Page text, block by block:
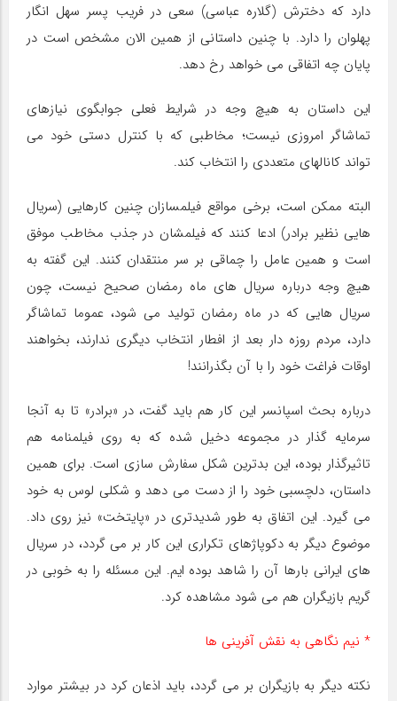
دارد که دخترش (گلاره عباسی) سعی در فریب پسر سهل انگار
پهلوان را دارد. با چنین داستانی از همین الان مشخص است در
پایان چه اتفاقی می خواهد رخ دهد.
این داستان به هیچ وجه در شرایط فعلی جوابگوی نیازهای
تماشاگر امروزی نیست؛ مخاطبی که با کنترل دستی خود می
تواند کانالهای متعددی را انتخاب کند.
البته ممکن است، برخی مواقع فیلمسازان چنین کارهایی (سریال
هایی نظیر برادر) ادعا کنند که فیلمشان در جذب مخاطب موفق
است و همین عامل را چماقی بر سر منتقدان کنند. این گفته به
هیچ وجه درباره سریال های ماه رمضان صحیح نیست، چون
سریال هایی که در ماه رمضان تولید می شود، عموما تماشاگر
دارد، مردم روزه دار بعد از افطار انتخاب دیگری ندارند، بخواهند
اوقات فراغت خود را با آن بگذرانند!
درباره بحث اسپانسر این کار هم باید گفت، در «برادر» تا به آنجا
سرمایه گذار در مجموعه دخیل شده که به روی فیلمنامه هم
تاثیرگذار بوده، این بدترین شکل سفارش سازی است. برای همین
داستان، دلچسبی خود را از دست می دهد و شکلی لوس به خود
می گیرد. این اتفاق به طور شدیدتری در «پایتخت» نیز روی داد.
موضوع دیگر به دکوپاژهای تکراری این کار بر می گردد، در سریال
های ایرانی بارها آن را شاهد بوده ایم. این مسئله را به خوبی در
گریم بازیگران هم می شود مشاهده کرد.
* نیم نگاهی به نقش آفرینی ها
نکته دیگر به بازیگران بر می گردد، باید اذعان کرد در بیشتر موارد